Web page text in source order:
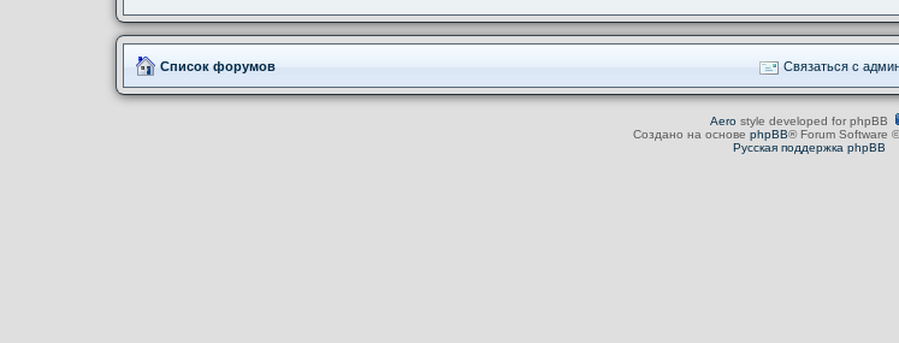
Список форумов Связаться с
Aero style developed for phpBB
Создано на основе phpBB® Forum Software
Русская поддержка phpBB